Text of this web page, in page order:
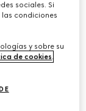
sociales. Si
condiciones
y sobre su
de cookies.